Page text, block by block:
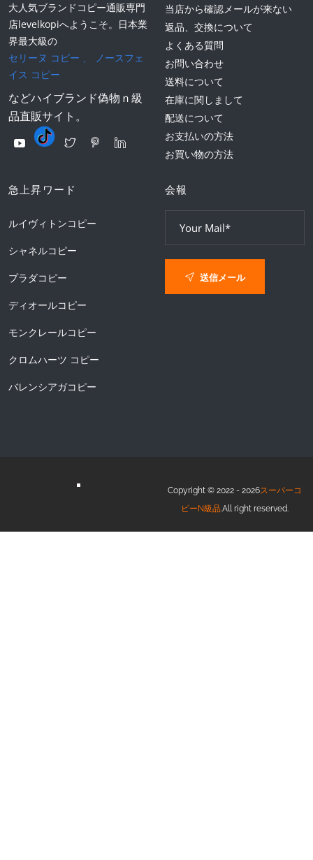
大人気ブランドコピー通販専門
店levelkopiへようこそ。日本業
界最大級の
セリーヌ コピー 、
ノースフェ
イス コピー
などハイブランド偽物ｎ級
品直販サイト。
当店から確認メールが来ない
返品、交換について
よくある質問
お問い合わせ
送料について
在庫に関しまして
配送について
お支払いの方法
お買い物の方法
急上昇ワード
ルイヴィトンコピー
シャネルコピー
プラダコピー
ディオールコピー
モンクレールコピー
クロムハーツ コピー
バレンシアガコピー
会報
送信メール
Copyright © 2022 - 2026スーパーコ
ピーN級品.All right reserved.